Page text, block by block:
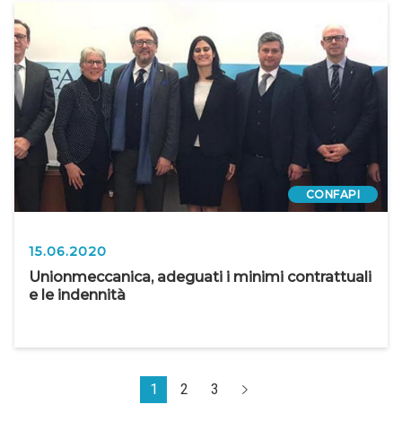
CONFAPI
15.06.2020
Unionmeccanica, adeguati i minimi contrattuali
e le indennità
1 2 3